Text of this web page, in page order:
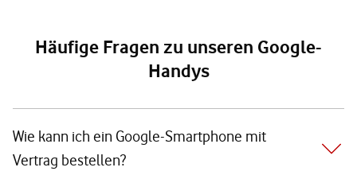
Häufige Fragen zu unseren Google-
Handys
Wie kann ich ein Google-Smartphone mit
Vertrag bestellen?